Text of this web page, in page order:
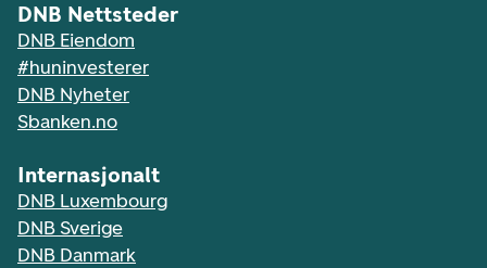
DNB Nettsteder
DNB Eiendom
#huninvesterer
DNB Nyheter
Sbanken.no
Internasjonalt
DNB Luxembourg
DNB Sverige
DNB Danmark